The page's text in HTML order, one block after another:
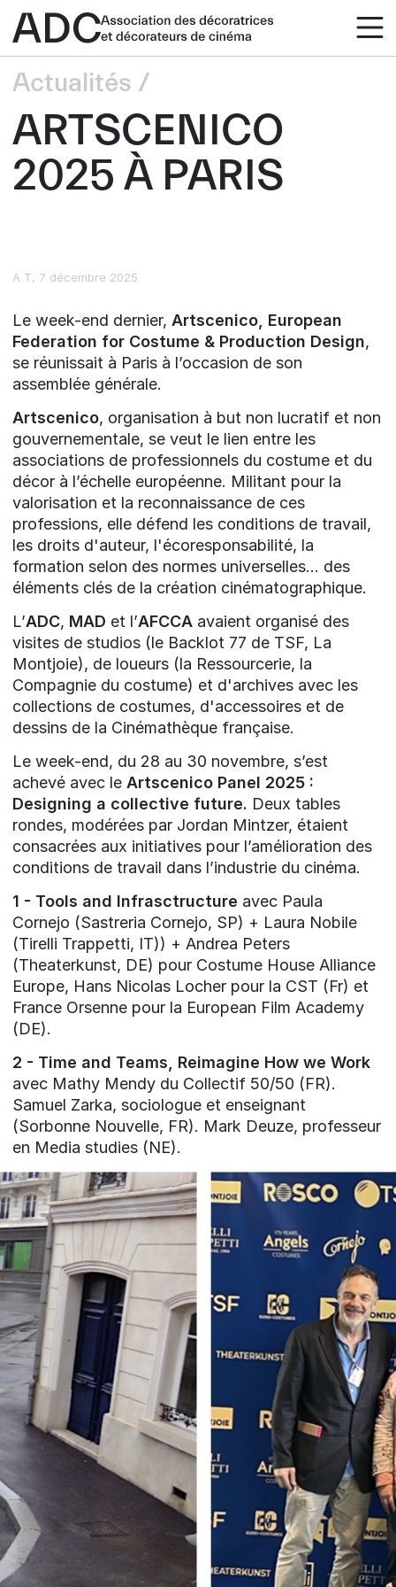
Actualités
ARTSCENICO
2025 À PARIS
A T 7 décembre 2025
Le week-end dernier, Artscenico, European
Federation for Costume & Production Design,
se réunissait à Paris à l’occasion de son
assemblée générale.
Artscenico, organisation à but non lucratif et non
gouvernementale, se veut le lien entre les
associations de professionnels du costume et du
décor à l’échelle européenne. Militant pour la
valorisation et la reconnaissance de ces
professions, elle défend les conditions de travail,
les droits d'auteur, l'écoresponsabilité, la
formation selon des normes universelles... des
éléments clés de la création cinématographique.
L’ADC, MAD et l’AFCCA avaient organisé des
visites de studios (le Backlot 77 de TSF, La
Montjoie), de loueurs (la Ressourcerie, la
Compagnie du costume) et d'archives avec les
collections de costumes, d'accessoires et de
dessins de la Cinémathèque française.
Le week-end, du 28 au 30 novembre, s’est
achevé avec le Artscenico Panel 2025 :
Designing a collective future. Deux tables
rondes, modérées par Jordan Mintzer, étaient
consacrées aux initiatives pour l’amélioration des
conditions de travail dans l’industrie du cinéma.
1 - Tools and Infrasctructure avec Paula
Cornejo (Sastreria Cornejo, SP) + Laura Nobile
(Tirelli Trappetti, IT)) + Andrea Peters
(Theaterkunst, DE) pour Costume House Alliance
Europe, Hans Nicolas Locher pour la CST (Fr) et
France Orsenne pour la European Film Academy
(DE).
2 - Time and Teams, Reimagine How we Work
avec Mathy Mendy du Collectif 50/50 (FR).
Samuel Zarka, sociologue et enseignant
(Sorbonne Nouvelle, FR). Mark Deuze, professeur
en Media studies (NE).